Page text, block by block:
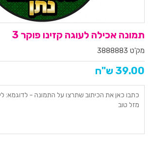
תמונה אכילה לעוגה קזינו פוקר 3
מק'ט 3888883
39.00 ש"ח